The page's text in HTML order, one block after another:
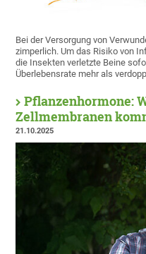
Bei der Versorgung von
zimperlich. Um das Risiko von
die Insekten verletzte Beine
Überlebensrate mehr als
Pflanzenhormone:
Zellmembranen
21.10.2025